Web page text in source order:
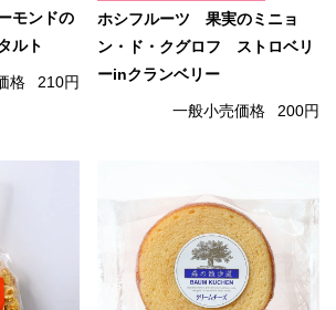
モンドの
ルト
格 210円
ホシフルーツ 果実のミニョ
ン・ド・クグロフ ストロベリ
ーinクランベリー
一般小売価格 200円